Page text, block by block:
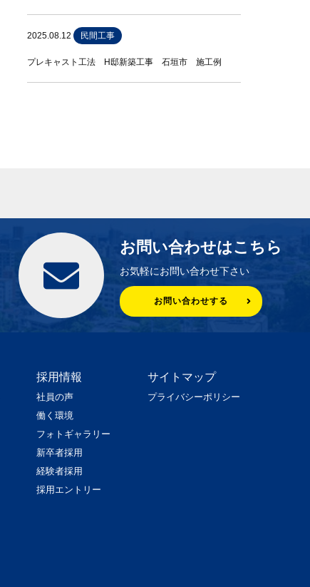
2025.08.12 民間工事
プレキャスト工法 H邸新築工事 石垣市 施工例
お問い合わせはこちら
お気軽にお問い合わせ下さい
お問い合わせする
採用情報
社員の声
働く環境
フォトギャラリー
新卒者採用
経験者採用
採用エントリー
サイトマップ
プライバシーポリシー